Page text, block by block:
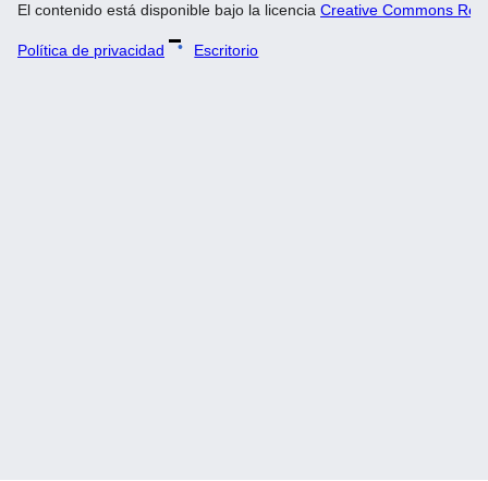
El contenido está disponible bajo la licencia Creative Commons
Política de privacidad Escritorio